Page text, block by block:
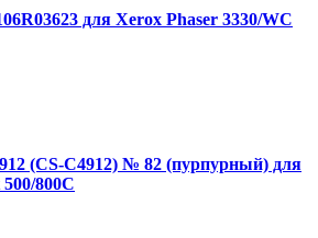
для Xerox Phaser 3330/WC
(CS-C4912) № 82 (пурпурный) для
800C